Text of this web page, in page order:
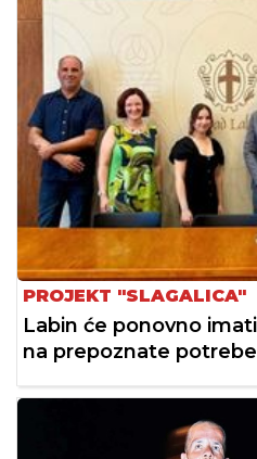
PROJEKT "SLAGALICA"
Labin će ponovno
na prepoznate potrebe